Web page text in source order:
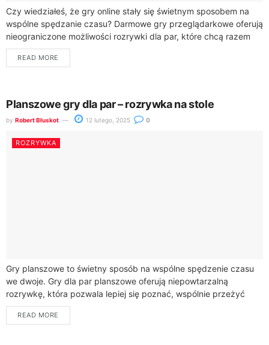
Czy wiedziałeś, że gry online stały się świetnym sposobem na
wspólne spędzanie czasu? Darmowe gry przeglądarkowe oferują
nieograniczone możliwości rozrywki dla par, które chcą razem
przeżyć niesamowitą przygodę.Współczesne statystyki
pokazują,...
READ MORE
Planszowe gry dla par – rozrywka na stole
by Robert Błuskot 12 lutego, 2025 0
ROZRYWKA
Gry planszowe to świetny sposób na wspólne spędzenie czasu
we dwoje. Gry dla par planszowe oferują niepowtarzalną
rozrywkę, która pozwala lepiej się poznać, wspólnie przeżyć
emocjonujące chwile oraz sprawdzić swoje...
READ MORE